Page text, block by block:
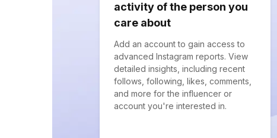
activity of the person you
care about
Add an account to gain access to
advanced Instagram reports. View
detailed insights, including recent
follows, following, likes, comments,
and more for the influencer or
account you're interested in.